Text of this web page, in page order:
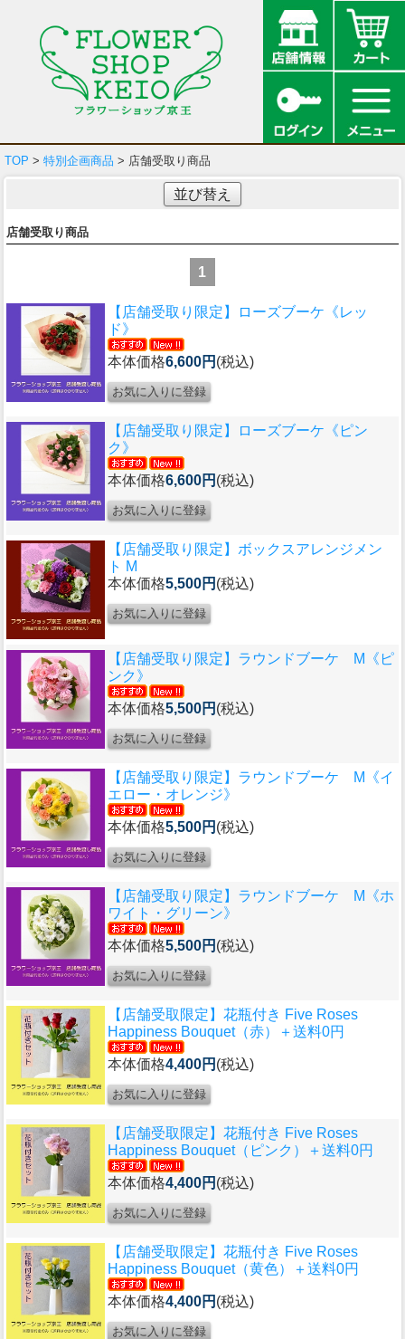
TOP > 特別企画商品 > 店舗受取り商品
並び替え
店舗受取り商品
1
【店舗受取り限定】ローズブーケ《レッ
ド》
本体価格6,600円 (税込)
【店舗受取り限定】ローズブーケ《ピン
ク》
本体価格6,600円 (税込)
【店舗受取り限定】ボックスアレンジメン
ト M
本体価格5,500円 (税込)
【店舗受取り限定】ラウンドブーケ M《ピ
ンク》
本体価格5,500円 (税込)
【店舗受取り限定】ラウンドブーケ M《イ
エロー・オレンジ》
本体価格5,500円 (税込)
【店舗受取り限定】ラウンドブーケ M《ホ
ワイト・グリーン》
本体価格5,500円 (税込)
【店舗受取限定】花瓶付き Five Roses
Happiness Bouquet（赤）＋送料0円
本体価格4,400円 (税込)
【店舗受取限定】花瓶付き Five Roses
Happiness Bouquet（ピンク）＋送料0円
本体価格4,400円 (税込)
【店舗受取限定】花瓶付き Five Roses
Happiness Bouquet（黄色）＋送料0円
本体価格4,400円 (税込)